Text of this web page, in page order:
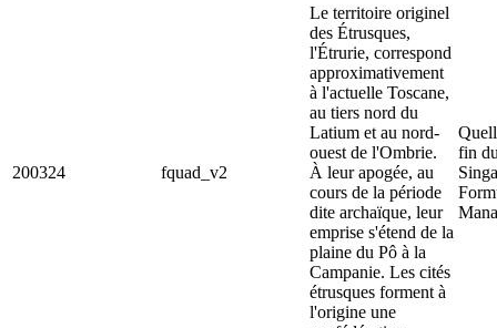
200324 fquad_v2
Le territoire originel
des Étrusques,
l'Étrurie, correspond
approximativement
à l'actuelle Toscane,
au tiers nord du
Latium et au nord-
ouest de l'Ombrie.
À leur apogée, au
cours de la période
dite archaïque, leur
emprise s'étend de la
plaine du Pô à la
Campanie. Les cités
étrusques forment à
l'origine une
fin